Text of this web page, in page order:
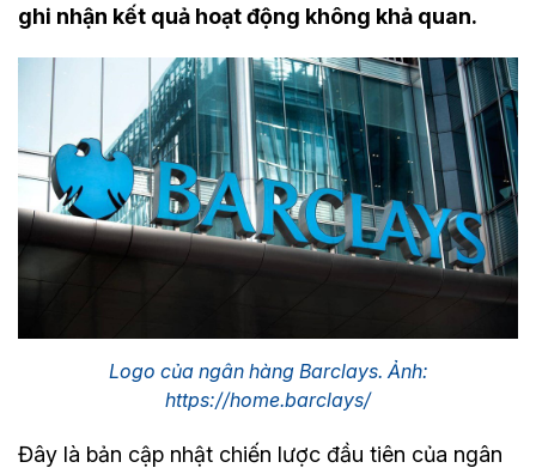
ghi nhận kết quả hoạt động không khả quan.
Logo của ngân hàng Barclays. Ảnh:
https://home.barclays/
Đây là bản cập nhật chiến lược đầu tiên của ngân